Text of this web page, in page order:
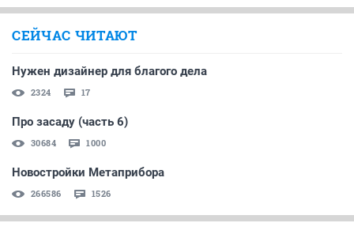
СЕЙЧАС ЧИТАЮТ
Нужен дизайнер для благого дела
2324 17
Про засаду (часть 6)
30684 1000
Новостройки Метаприбора
266586 1526